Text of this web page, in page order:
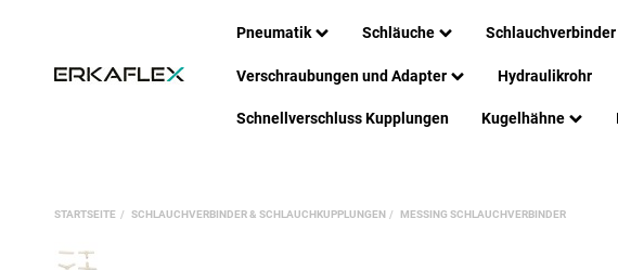
Pneumatik Schläuche
Verschraubungen und Adapter Hydraulikrohr
Schnellverschluss Kupplungen Kugelhähne
STARTSEITE SCHLAUCHVERBINDER & SCHLAUCHKUPPLUNGEN MESSING SCHLAUCHVERBINDER